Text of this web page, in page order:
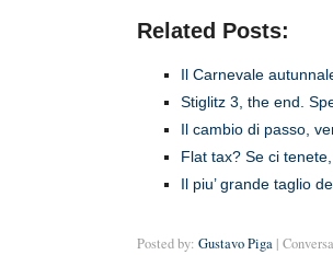
Related Posts:
Il Carnevale
Stiglitz 3, the end.
Il cambio di passo,
Flat tax? Se ci
Il piu’ grande taglio
Posted by: Gustavo Piga |